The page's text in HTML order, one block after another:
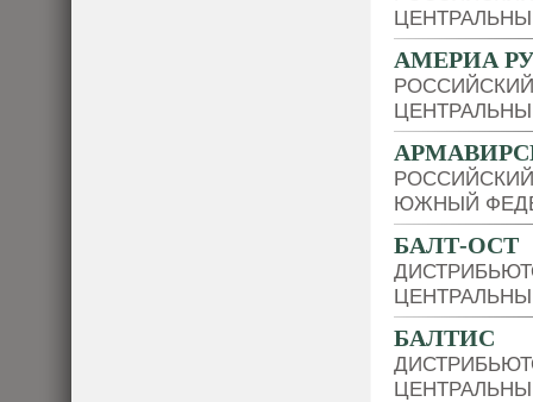
АМЕРИА
ЮЖНЫЙ
БАЛТ-ОСТ
БАЛТИС